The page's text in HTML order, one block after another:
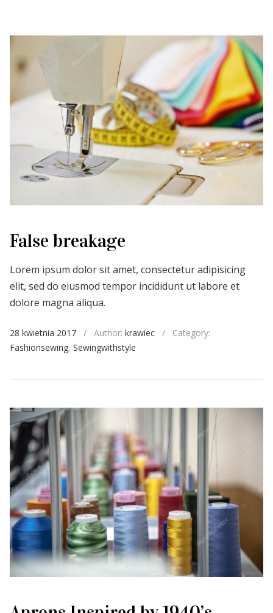
False breakage
Lorem ipsum dolor sit amet, consectetur adipisicing
elit, sed do eiusmod tempor incididunt ut labore et
dolore magna aliqua.
28 kwietnia 2017 / Author: krawiec /
Category:
Fashionsewing, Sewingwithstyle